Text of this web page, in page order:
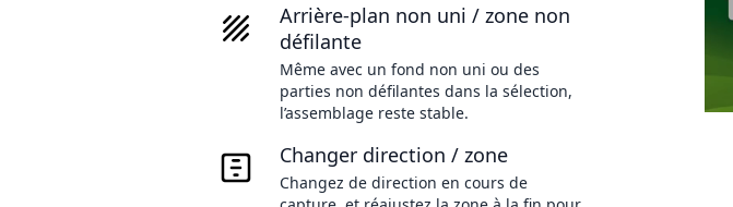
Arrière-plan non uni / zone non
défilante
Même avec un fond non uni ou des
parties non défilantes dans la sélection,
l’assemblage reste stable.
Changer direction / zone
Changez de direction en cours de